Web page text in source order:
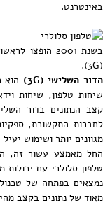
באינטרנט.
בשנת 2001 הופצו לראשונה טלפונים סלולריים בטכנולוגיית
(3G).
הדור השלישי (3G
) הוא
שיחות טלפון, שיחות
קצב הנתונים בדור
לחברות התקשורת,
מגוונים יותר ושימוש
החל מאמצע עשור זה,
טלפון סלולרי עם
נמצאים בפתחה של
מאוד של נתונים בקצב